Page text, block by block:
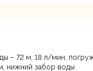
– 72 м, 18 л/мин,
нижний забор воды
лит.Б